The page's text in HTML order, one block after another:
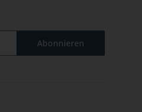
Abonnieren